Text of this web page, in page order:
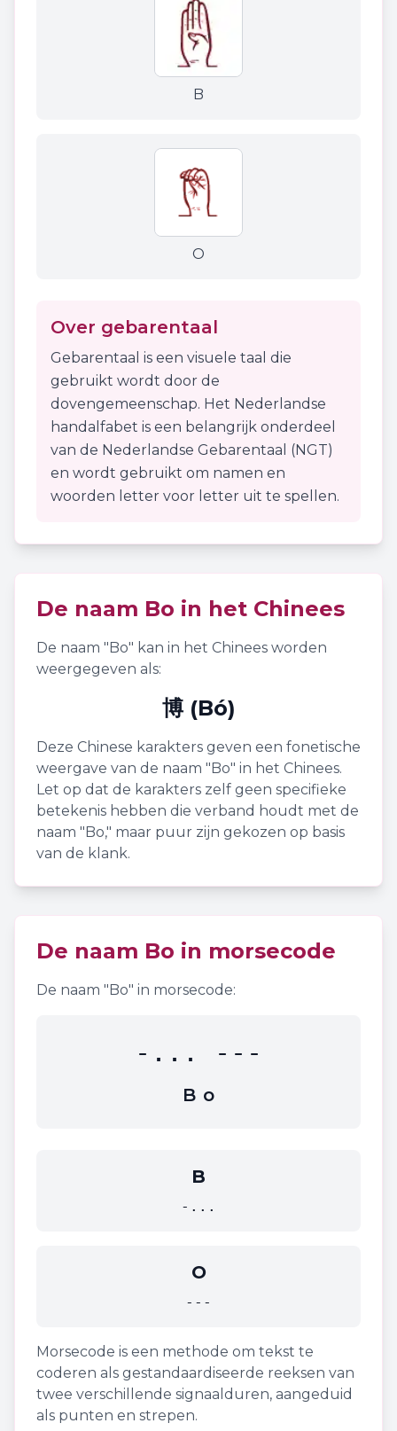
B
O
Over gebarentaal
Gebarentaal is een visuele taal die
gebruikt wordt door de
dovengemeenschap. Het Nederlandse
handalfabet is een belangrijk onderdeel
van de Nederlandse Gebarentaal (NGT)
en wordt gebruikt om namen en
woorden letter voor letter uit te spellen.
De naam Bo in het Chinees
De naam "Bo" kan in het Chinees worden
weergegeven als:
博 (Bó)
Deze Chinese karakters geven een fonetische
weergave van de naam "Bo" in het Chinees.
Let op dat de karakters zelf geen specifieke
betekenis hebben die verband houdt met de
naam "Bo," maar puur zijn gekozen op basis
van de klank.
De naam Bo in morsecode
De naam "Bo" in morsecode:
-... ---
B o
B
-...
O
---
Morsecode is een methode om tekst te
coderen als gestandaardiseerde reeksen van
twee verschillende signaalduren, aangeduid
als punten en strepen.